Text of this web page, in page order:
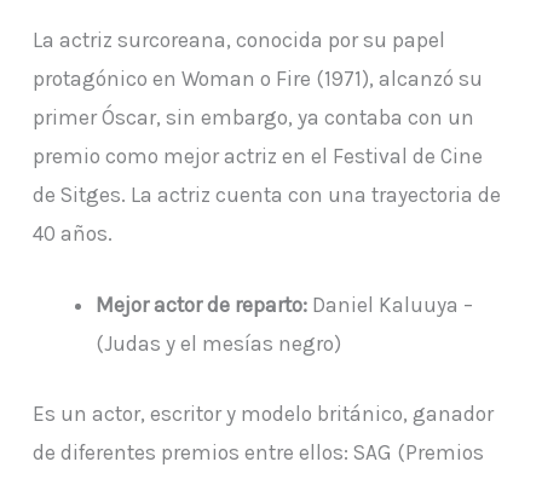
La actriz surcoreana, conocida por su papel
protagónico en Woman o Fire (1971), alcanzó su
primer Óscar, sin embargo, ya contaba con un
premio como mejor actriz en el Festival de Cine
de Sitges. La actriz cuenta con una trayectoria de
40 años.
Mejor actor de reparto:Daniel Kaluuya –
(Judas y el mesías negro)
Es un actor, escritor y modelo británico, ganador
de diferentes premios entre ellos: SAG (Premios